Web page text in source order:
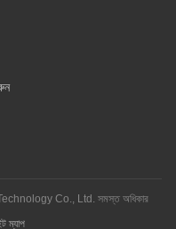
Co., Ltd. সমস্ত অধিকার
ম্যাপ